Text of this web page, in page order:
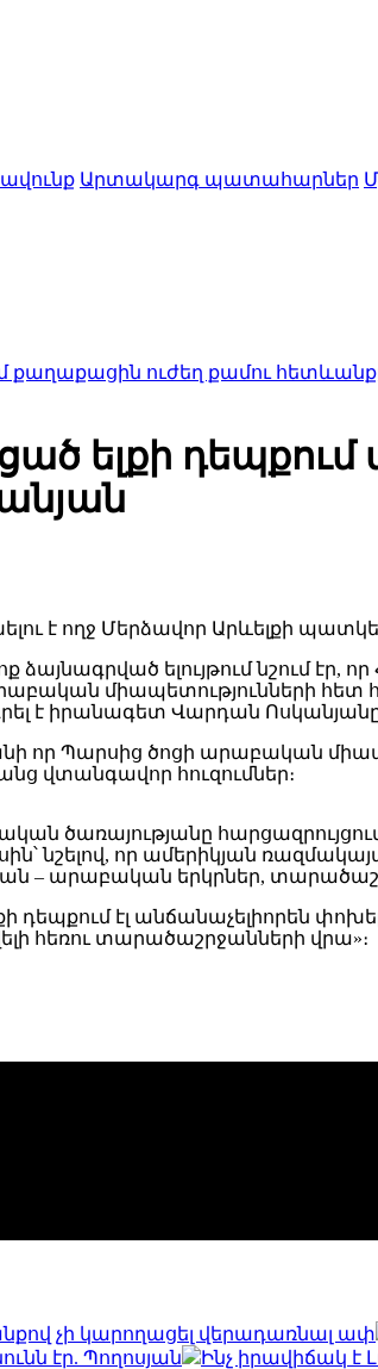
Արտակարգ պատահարներ
ուժեղ քամու հետևանքով չի
ելքի դեպքում
ելույթում նշում էր,
միապետությունների հետ
է իրանագետ Վարդան
Պարսից ծոցի արաբական
վտանգավոր հուզումներ։
ծառայությանը
նշելով, որ ամերիկյան
Իրան – արաբական երկրներ,
էլ անճանաչելիորեն
հեռու տարածաշրջանների վրա»։
չի կարողացել վերադառնալ ափ
էր. Պողոսյան
Ինչ իրավիճակ է